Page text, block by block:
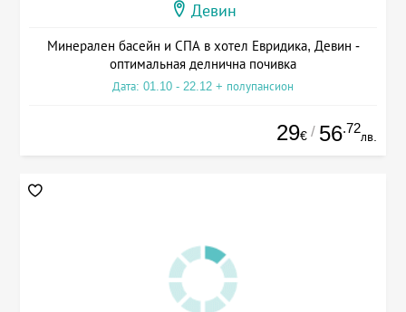
Девин
Минерален басейн и СПА в хотел Евридика, Девин -
оптимальная делнична почивка
Дата: 01.10 - 22.12 + полупансион
29€ / 56.72
лв.